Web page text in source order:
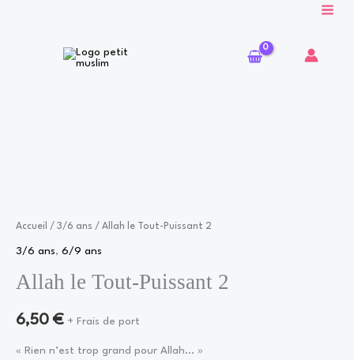
Accueil / 3/6 ans / Allah le Tout-Puissant 2
3/6 ans, 6/9 ans
Allah le Tout-Puissant 2
6,50 € + Frais de port
« Rien n’est trop grand pour Allah… »
Tout-
Puissant